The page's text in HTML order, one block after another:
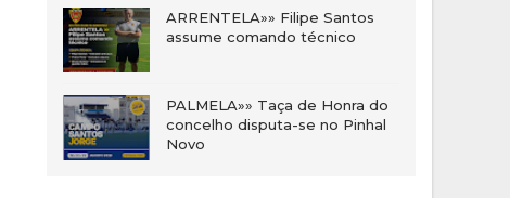
ARRENTELA»» Filipe Santos
assume comando técnico
PALMELA»» Taça de Honra do
concelho disputa-se no Pinhal
Novo